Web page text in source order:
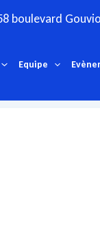
boulevard
Equipe